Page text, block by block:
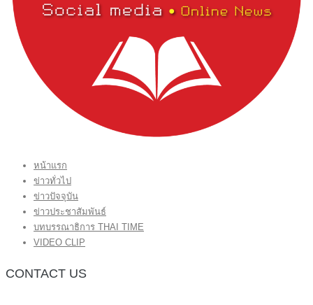
หน้าแรก
ข่าวทั่วไป
ข่าวปัจจุบัน
ข่าวประชาสัมพันธ์
บทบรรณาธิการ THAI TIME
VIDEO CLIP
CONTACT US